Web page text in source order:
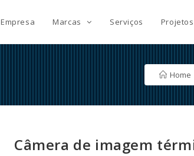
Empresa Marcas Serviços
Home
Câmera de imagem